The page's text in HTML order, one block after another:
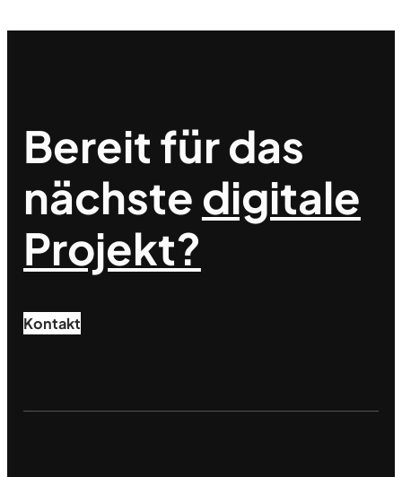
Bereit für das
nächstedigitale
Projekt?
Kontakt